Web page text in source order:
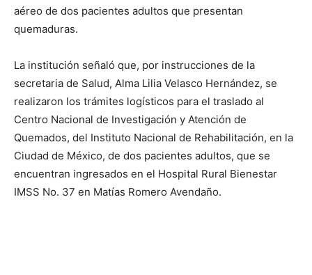
aéreo de dos pacientes adultos que presentan
quemaduras.
La institución señaló que, por instrucciones de la
secretaria de Salud, Alma Lilia Velasco Hernández, se
realizaron los trámites logísticos para el traslado al
Centro Nacional de Investigación y Atención de
Quemados, del Instituto Nacional de Rehabilitación, en la
Ciudad de México, de dos pacientes adultos, que se
encuentran ingresados en el Hospital Rural Bienestar
IMSS No. 37 en Matías Romero Avendaño.